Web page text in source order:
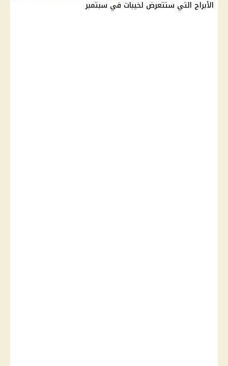
الأبراج التي ستتعرض لخيبات في سبتمبر